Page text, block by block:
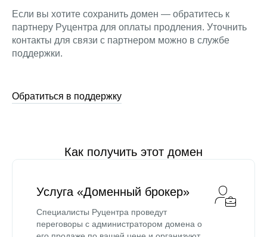
Если вы хотите сохранить домен — обратитесь к
партнеру Руцентра для оплаты продления. Уточнить
контакты для связи с партнером можно в службе
поддержки.
Обратиться в поддержку
Как получить этот домен
Услуга «Доменный брокер»
Специалисты Руцентра проведут
переговоры с администратором домена о